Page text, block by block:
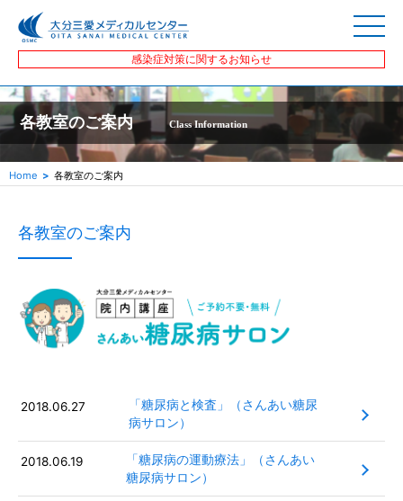
感染症対策に関するお知らせ
各教室のご案内 Class Information
Home 各教室のご案内
各教室のご案内
2018.06.27
「糖尿病と検査」（さんあい糖尿
病サロン）
2018.06.19
「糖尿病の運動療法」（さんあい
糖尿病サロン）